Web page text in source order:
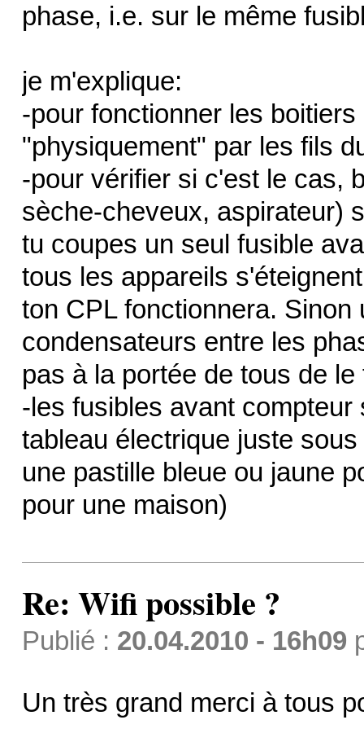
phase, i.e. sur le même
je m'explique:
-pour fonctionner les
"physiquement" par les fils
-pour vérifier si c'est le cas,
sèche-cheveux, aspirateur)
tu coupes un seul fusible
tous les appareils
ton CPL fonctionnera.
condensateurs entre les
pas à la portée de tous de le
-les fusibles avant
tableau électrique juste
une pastille bleue ou jaune
pour une maison)
Re: Wifi possible ?
Publié : 20.04.2010 - 16h09
Un très grand merci à tous